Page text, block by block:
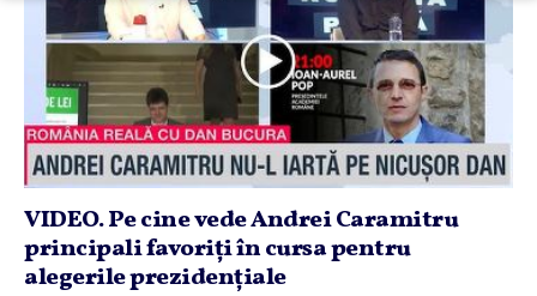
VIDEO. Pe cine vede Andrei Caramitru
principali favoriţi în cursa pentru
alegerile prezidenţiale